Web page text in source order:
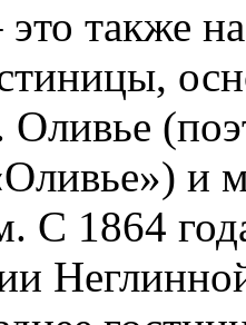
также
и
1864 года